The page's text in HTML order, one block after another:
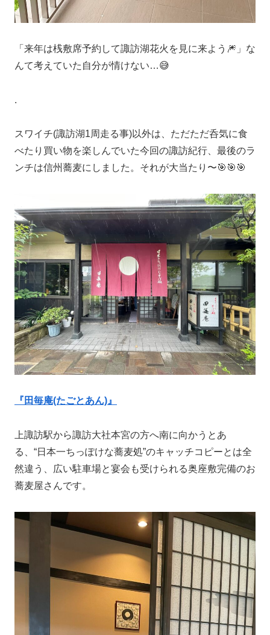
「来年は桟敷席予約して諏訪湖花火を見に来よう🎆」な
んて考えていた自分が情けない…😅
.
スワイチ(諏訪湖1周走る事)以外は、ただただ呑気に食
べたり買い物を楽しんでいた今回の諏訪紀行、最後のラ
ンチは信州蕎麦にしました。それが大当たり〜🎯🎯🎯
『田毎庵(たごとあん)』
上諏訪駅から諏訪大社本宮の方へ南に向かうとあ
る、“日本一ちっぽけな蕎麦処”のキャッチコピーとは全
然違う、広い駐車場と宴会も受けられる奥座敷完備のお
蕎麦屋さんです。